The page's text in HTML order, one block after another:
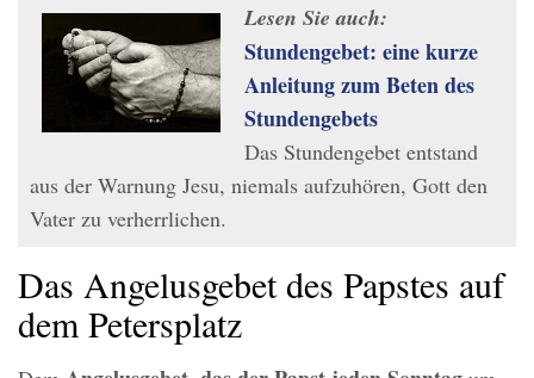
Lesen Sie auch:
Stundengebet: eine kurze
Anleitung zum Beten des
Stundengebets
Das Stundengebet entstand
aus der Warnung Jesu, niemals aufzuhören, Gott den
Vater zu verherrlichen.
Das Angelusgebet des Papstes auf
dem Petersplatz